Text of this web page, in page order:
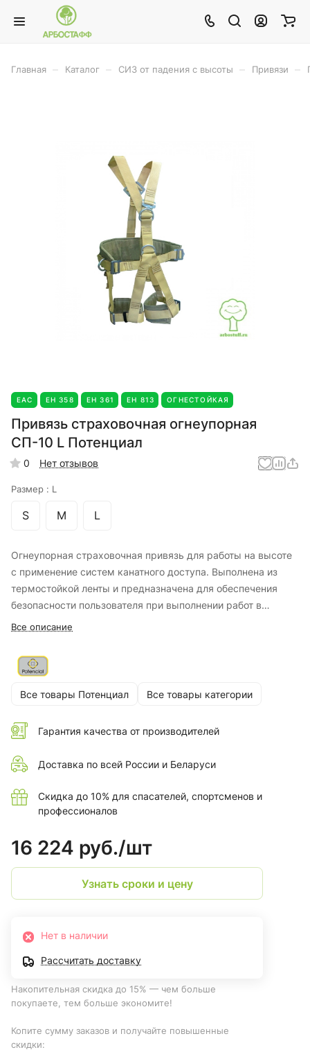
Главная Каталог СИЗ от падения с высоты Привязи
EAC ЕН 358 ЕН 361 ЕН 813 ОГНЕСТОЙКАЯ
Привязь страховочная огнеупорная
СП-10 L Потенциал
0 Нет отзывов
Размер : L
S M L
Огнеупорная страховочная привязь для работы на высоте
с применение систем канатного доступа. Выполнена из
термостойкой ленты и предназначена для обеспечения
безопасности пользователя при выполнении работ в
непосредственной близости от огня, искр, брызг
Все описание
Все товары Потенциал Все товары категории
Гарантия качества от производителей
Доставка по всей России и Беларуси
Скидка до 10% для спасателей, спортсменов и
профессионалов
16 224 руб./шт
Узнать сроки и цену
Нет в наличии
Рассчитать доставку
Накопительная скидка до 15% — чем больше
покупаете, тем больше экономите!
Копите сумму заказов и получайте повышенные
скидки: